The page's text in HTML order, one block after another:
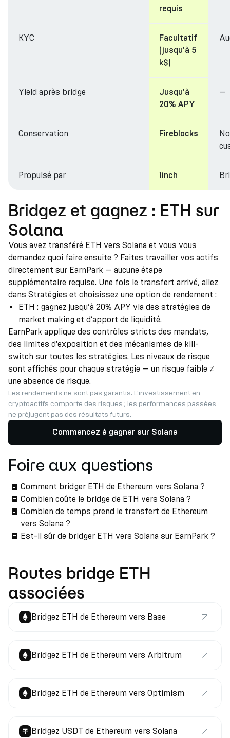
requis
KYC
Facultatif
(jusqu’à 5
k$)
Yield après bridge
Jusqu’à
20% APY
—
Conservation Fireblocks
Propulsé par 1inch
Bridgez et gagnez : ETH sur
Solana
Vous avez transféré ETH vers Solana et vous vous
demandez quoi faire ensuite ? Faites travailler vos actifs
directement sur EarnPark — aucune étape
supplémentaire requise. Une fois le transfert arrivé, allez
dans Stratégies et choisissez une option de rendement :
ETH : gagnez jusqu’à 20% APY via des stratégies de
market making et d’apport de liquidité.
EarnPark applique des contrôles stricts des mandats,
des limites d'exposition et des mécanismes de kill-
switch sur toutes les stratégies. Les niveaux de risque
sont affichés pour chaque stratégie — un risque faible ≠
une absence de risque.
Les rendements ne sont pas garantis. L'investissement en
cryptoactifs comporte des risques ; les performances passées
ne préjugent pas des résultats futurs.
Commencez à gagner sur Solana
Foire aux questions
Comment bridger ETH de Ethereum vers Solana ?
Combien coûte le bridge de ETH vers Solana ?
Combien de temps prend le transfert de Ethereum
vers Solana ?
Est-il sûr de bridger ETH vers Solana sur EarnPark ?
Routes bridge ETH
associées
Bridgez ETH de Ethereum vers Base
Bridgez ETH de Ethereum vers Arbitrum
Bridgez ETH de Ethereum vers Optimism
Bridgez USDT de Ethereum vers Solana